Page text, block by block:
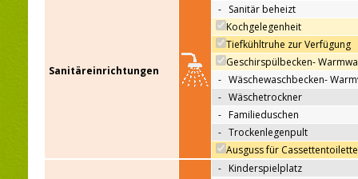
Sanitäreinrichtungen
- Sanitär beheizt
Kochgelegenheit
Tiefkühltruhe zur Verfügung
Geschirspülbecken-
- Wäschewaschbecken-
- Wäschetrockner
- Familieduschen
- Trockenlegenpult
Ausguss für
- Kinderspielplatz